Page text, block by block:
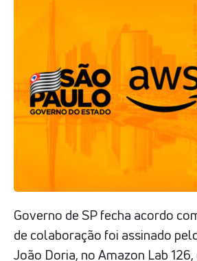
Governo de SP fecha acordo
de colaboração foi assinado
João Doria, no Amazon Lab 126,